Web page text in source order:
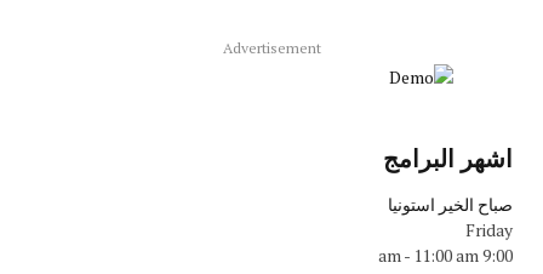
Advertisement
اشهر البرامج
صباح الخير استونيا
Friday
9:00 am
- 11:00 am